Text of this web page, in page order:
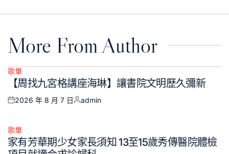
More From Author
Posted
歌單
【周找九宮格講座海琳】讓書院文明歷久彌新
Posted
2026 年 8 月 7 日
Posted
admin
Posted
in
歌單
家有芳華期少女家長須知 13至15歲秀傳醫院體檢